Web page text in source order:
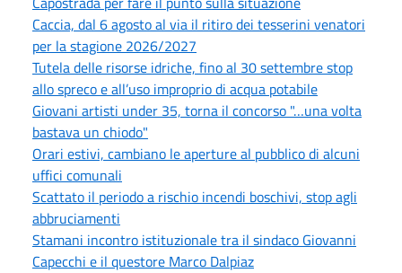
Caccia, dal 6 agosto al via il ritiro dei tesserini venatori
per la stagione 2026/2027
Tutela delle risorse idriche, fino al 30 settembre stop
allo spreco e all’uso improprio di acqua potabile
Giovani artisti under 35, torna il concorso "…una volta
bastava un chiodo"
Orari estivi, cambiano le aperture al pubblico di alcuni
uffici comunali
Scattato il periodo a rischio incendi boschivi, stop agli
abbruciamenti
Stamani incontro istituzionale tra il sindaco Giovanni
Capecchi e il questore Marco Dalpiaz